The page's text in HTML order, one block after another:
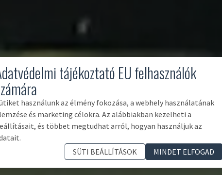
tájékoztató EU felhasználók
használunk az élmény fokozása, a webhely használatának
és marketing célokra. Az alábbiakban kezelheti a
és többet megtudhat arról, hogyan használjuk az
SÜTI BEÁLLÍTÁSOK
MINDET ELFOGAD